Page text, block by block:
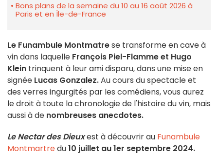
Bons plans de la semaine du 10 au 16 août 2026 à
Paris et en Île-de-France
Le Funambule Montmatrese transforme en cave à
vin dans laquelle François Piel-Flamme et Hugo
Klein trinquent à leur ami disparu, dans une mise en
signée Lucas Gonzalez.Au cours du spectacle et
des verres ingurgités par les comédiens, vous aurez
le droit à toute la chronologie de l'histoire du vin, mais
aussi à de nombreuses anecdotes.
Le Nectar des Dieuxest à découvrir au Funambule
Montmartredu10 juillet au 1er septembre 2024.